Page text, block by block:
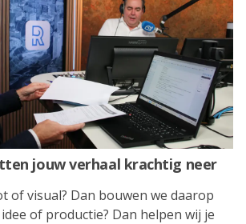
jouw verhaal krachtig neer
of visual? Dan bouwen we daarop
of productie? Dan helpen wij je